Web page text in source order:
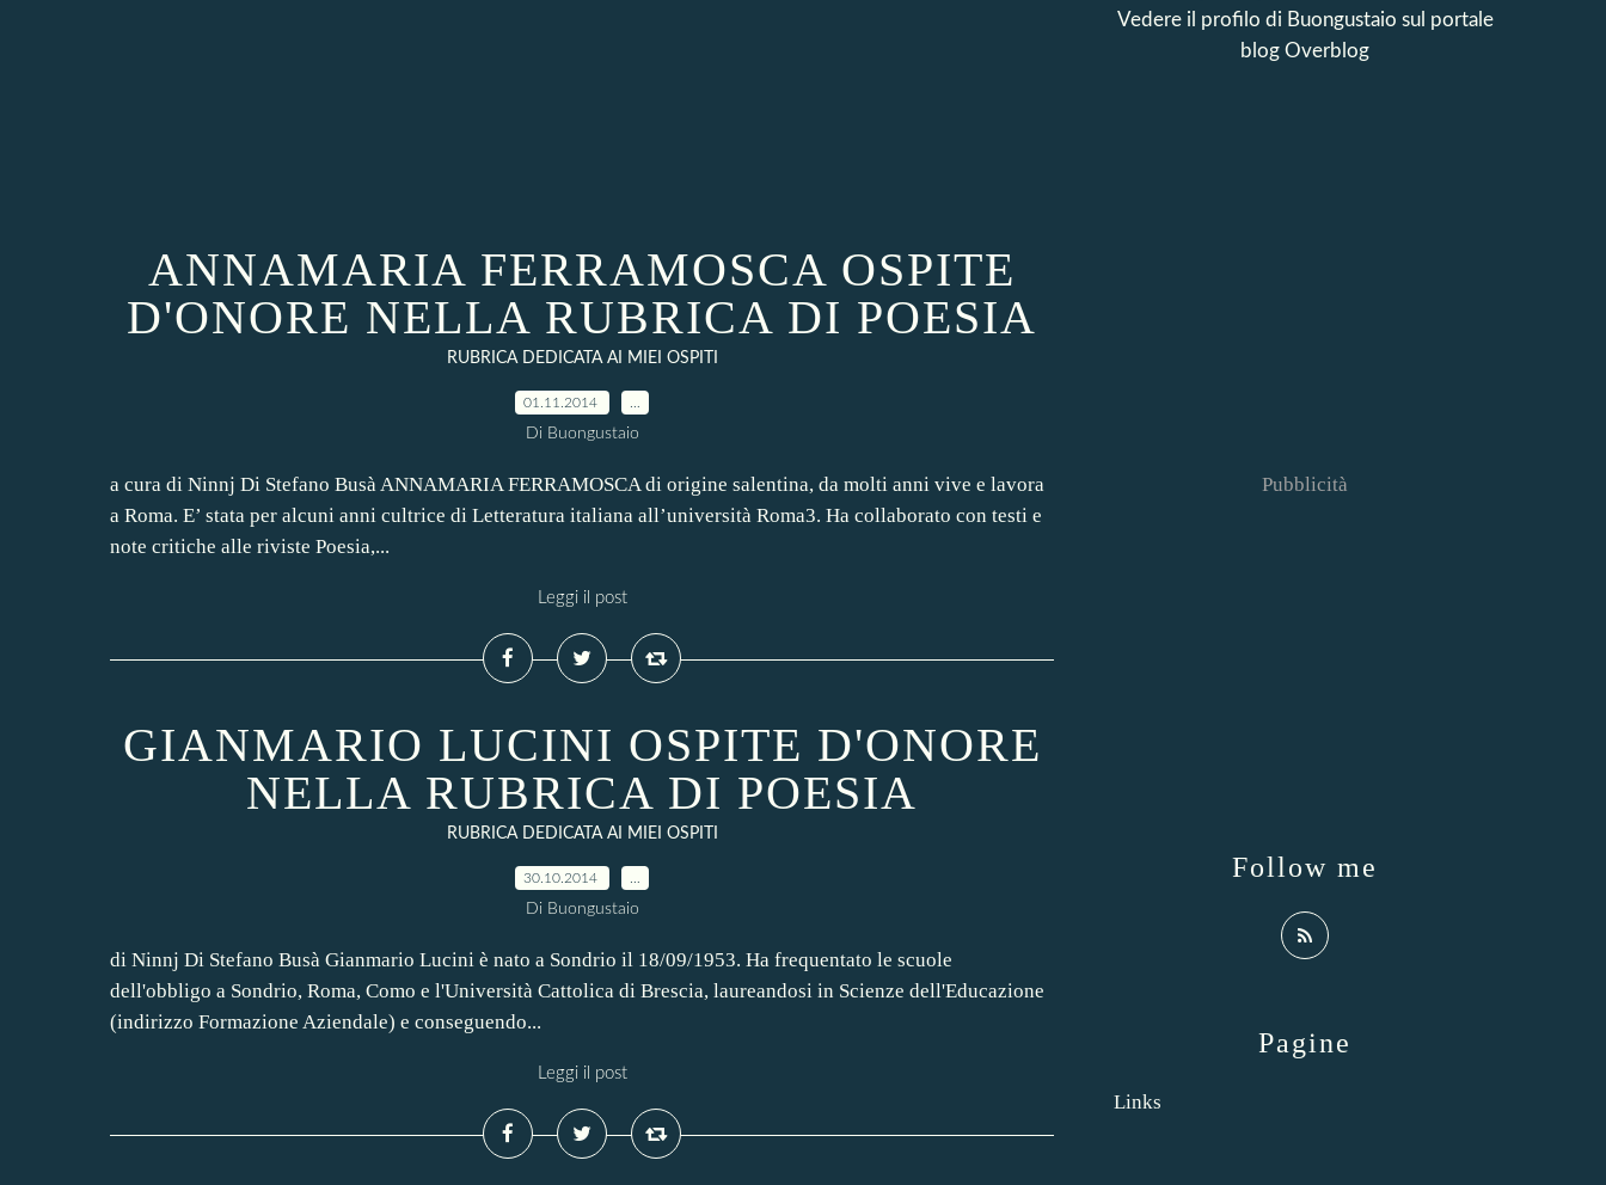
ANNAMARIA FERRAMOSCA OSPITE
D'ONORE NELLA RUBRICA DI POESIA
RUBRICA DEDICATA AI MIEI OSPITI
01.11.2014
Di Buongustaio
a cura di Ninnj Di Stefano Busà ANNAMARIA FERRAMOSCA di origine salentina, da molti anni vive e lavora
a Roma. E’ stata per alcuni anni cultrice di Letteratura italiana all’università Roma3. Ha collaborato con testi e
note critiche alle riviste Poesia,...
Leggi il post
GIANMARIO LUCINI OSPITE D'ONORE
NELLA RUBRICA DI POESIA
RUBRICA DEDICATA AI MIEI OSPITI
30.10.2014
Di Buongustaio
di Ninnj Di Stefano Busà Gianmario Lucini è nato a Sondrio il 18/09/1953. Ha frequentato le scuole
dell'obbligo a Sondrio, Roma, Como e l'Università Cattolica di Brescia, laureandosi in Scienze dell'Educazione
(indirizzo Formazione Aziendale) e conseguendo...
Leggi il post
Pagine
Links
Vedere il profilo di Buongustaio sul portale
blog Overblog
Follow me
Pubblicità